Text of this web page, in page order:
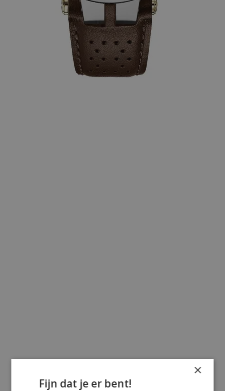
×
Fijn dat je er bent!